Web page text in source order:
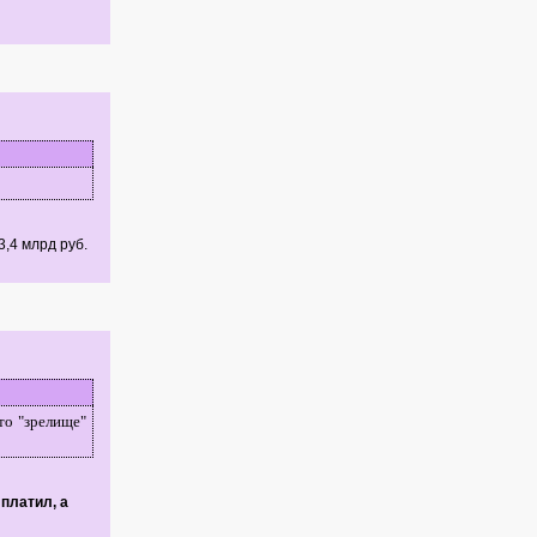
млрд руб.
"зрелище"
а